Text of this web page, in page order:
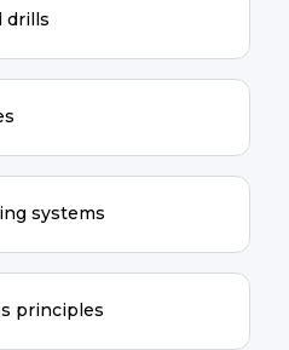
drills
systems
principles